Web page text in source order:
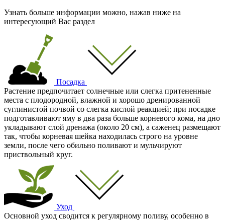
Узнать больше информации можно, нажав ниже на
интересующий Вас раздел
Посадка
Растение предпочитает солнечные или слегка притененные
места с плодородной, влажной и хорошо дренированной
суглинистой почвой со слегка кислой реакцией; при посадке
подготавливают яму в два раза больше корневого кома, на дно
укладывают слой дренажа (около 20 см), а саженец размещают
так, чтобы корневая шейка находилась строго на уровне
земли, после чего обильно поливают и мульчируют
приствольный круг.
Уход
Основной уход сводится к регулярному поливу, особенно в